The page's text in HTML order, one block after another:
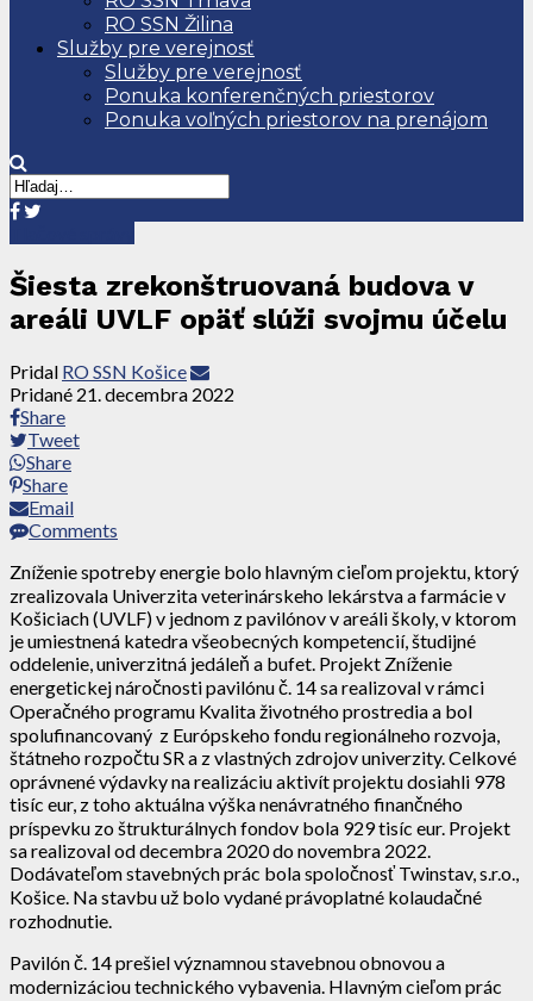
RO SSN Žilina
Služby pre verejnosť
Služby pre verejnosť
Ponuka konferenčných priestorov
Ponuka voľných priestorov na prenájom
Šiesta zrekonštruovaná budova v
areáli UVLF opäť slúži svojmu účelu
Pridal RO SSN Košice
Pridané 21. decembra 2022
Share
Tweet
Share
Share
Email
Comments
Zníženie spotreby energie bolo hlavným cieľom projektu, ktorý
zrealizovala Univerzita veterinárskeho lekárstva a farmácie v
Košiciach (UVLF) v jednom z pavilónov v areáli školy, v ktorom
je umiestnená katedra všeobecných kompetencií, študijné
oddelenie, univerzitná jedáleň a bufet. Projekt Zníženie
energetickej náročnosti pavilónu č. 14 sa realizoval v rámci
Operačného programu Kvalita životného prostredia a bol
spolufinancovaný z Európskeho fondu regionálneho rozvoja,
štátneho rozpočtu SR a z vlastných zdrojov univerzity. Celkové
oprávnené výdavky na realizáciu aktivít projektu dosiahli 978
tisíc eur, z toho aktuálna výška nenávratného finančného
príspevku zo štrukturálnych fondov bola 929 tisíc eur. Projekt
sa realizoval od decembra 2020 do novembra 2022.
Dodávateľom stavebných prác bola spoločnosť Twinstav, s.r.o.,
Košice. Na stavbu už bolo vydané právoplatné kolaudačné
rozhodnutie.
Pavilón č. 14 prešiel významnou stavebnou obnovou a
modernizáciou technického vybavenia. Hlavným cieľom prác